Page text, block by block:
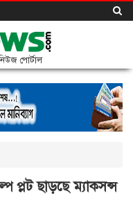
পোর্টাল
প্লট ছাড়ছে ম্যাকসন্স